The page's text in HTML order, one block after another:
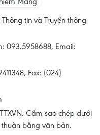
tin và Truyền thông
093.5958688, Email:
Fax: (024)
Cấm sao chép dưới
bằng văn bản.